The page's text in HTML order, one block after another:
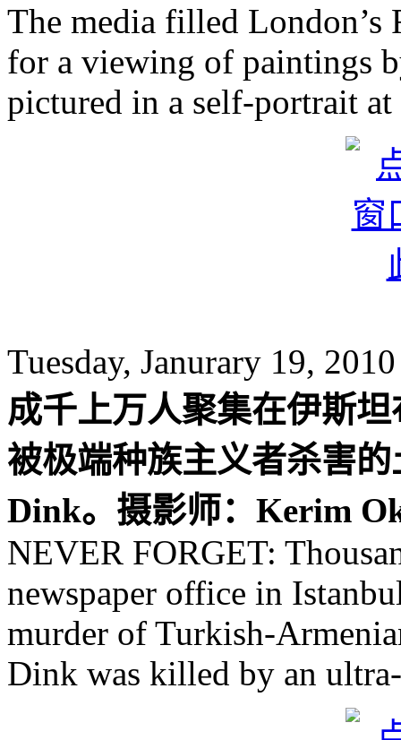
The media filled London’s
for a viewing of paintings
pictured in a self-portrait at
Tuesday, Janurary 19, 2010
成千上万人聚集在伊斯
被极端种族主义者杀害
Dink。摄影师：Kerim
NEVER FORGET:
newspaper office in
murder of Turkish-
Dink was killed by an